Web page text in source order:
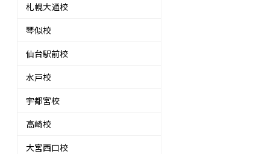
札幌大通校
琴似校
仙台駅前校
水戸校
宇都宮校
高崎校
大宮西口校